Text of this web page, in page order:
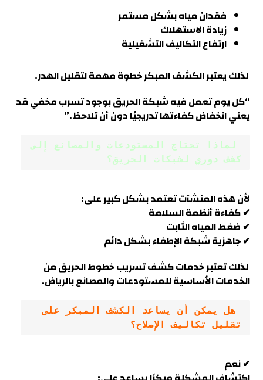
فقدان مياه بشكل مستمر
زيادة الاستهلاك
ارتفاع التكاليف التشغيلية
لذلك يعتبر الكشف المبكر خطوة مهمة لتقليل الهدر.
“كل يوم تعمل فيه شبكة الحريق بوجود تسرب مخفي قد
يعني انخفاض كفاءتها تدريجيًا دون أن تلاحظ.”
لماذا تحتاج المستودعات والمصانع إلى
كشف دوري لشبكات الحريق؟
لأن هذه المنشآت تعتمد بشكل كبير على:
✔ كفاءة أنظمة السلامة
✔ ضغط المياه الثابت
✔ جاهزية شبكة الإطفاء بشكل دائم
لذلك تعتبر خدمات كشف تسريب خطوط الحريق من
الخدمات الأساسية للمستودعات والمصانع بالرياض.
هل يمكن أن يساعد الكشف المبكر على
تقليل تكاليف الإصلاح؟
✔ نعم